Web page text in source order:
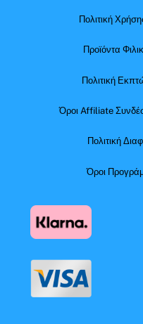
Πολιτική
Προϊόντα
Πολιτική
Όροι Affiliate
Πολιτική
Όροι